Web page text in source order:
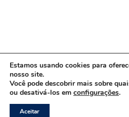
Copyright © 2026
Estamos usando cookies para
nosso site.
Você pode descobrir mais sobre
ou desativá-los em configurações.
Aceitar